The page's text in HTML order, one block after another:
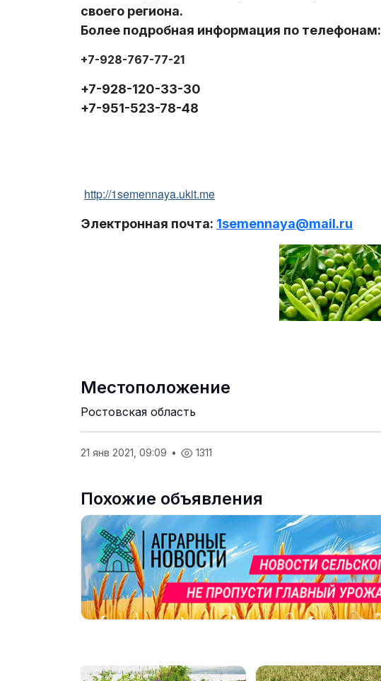
своего региона.
Более подробная информация по телефонам:
+7-928-767-77-21
+7-928-120-33-30
+7-951-523-78-48
http://1semennaya.ukit.me
Электронная почта: 1semennaya@mail.ru
Местоположение
Ростовская область
21 янв 2021, 09:09 • 1311
Похожие объявления